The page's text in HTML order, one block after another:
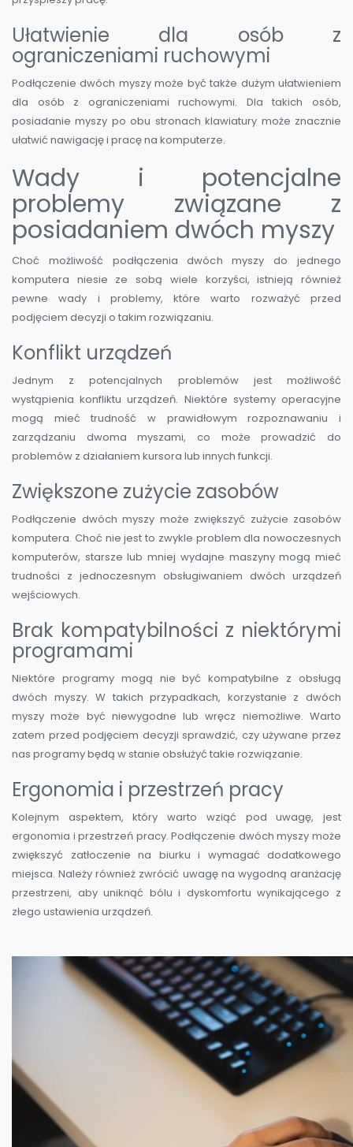
Ułatwienie dla osób z
ograniczeniami ruchowymi
Podłączenie dwóch myszy może być także dużym ułatwieniem
dla osób z ograniczeniami ruchowymi. Dla takich osób,
posiadanie myszy po obu stronach klawiatury może znacznie
ułatwić nawigację i pracę na komputerze.
Wady i potencjalne
problemy związane z
posiadaniem dwóch myszy
Choć możliwość podłączenia dwóch myszy do jednego
komputera niesie ze sobą wiele korzyści, istnieją również
pewne wady i problemy, które warto rozważyć przed
podjęciem decyzji o takim rozwiązaniu.
Konflikt urządzeń
Jednym z potencjalnych problemów jest możliwość
wystąpienia konfliktu urządzeń. Niektóre systemy operacyjne
mogą mieć trudność w prawidłowym rozpoznawaniu i
zarządzaniu dwoma myszami, co może prowadzić do
problemów z działaniem kursora lub innych funkcji.
Zwiększone zużycie zasobów
Podłączenie dwóch myszy może zwiększyć zużycie zasobów
komputera. Choć nie jest to zwykle problem dla nowoczesnych
komputerów, starsze lub mniej wydajne maszyny mogą mieć
trudności z jednoczesnym obsługiwaniem dwóch urządzeń
wejściowych.
Brak kompatybilności z niektórymi
programami
Niektóre programy mogą nie być kompatybilne z obsługą
dwóch myszy. W takich przypadkach, korzystanie z dwóch
myszy może być niewygodne lub wręcz niemożliwe. Warto
zatem przed podjęciem decyzji sprawdzić, czy używane przez
nas programy będą w stanie obsłużyć takie rozwiązanie.
Ergonomia i przestrzeń pracy
Kolejnym aspektem, który warto wziąć pod uwagę, jest
ergonomia i przestrzeń pracy. Podłączenie dwóch myszy może
zwiększyć zatłoczenie na biurku i wymagać dodatkowego
miejsca. Należy również zwrócić uwagę na wygodną aranżację
przestrzeni, aby uniknąć bólu i dyskomfortu wynikającego z
złego ustawienia urządzeń.